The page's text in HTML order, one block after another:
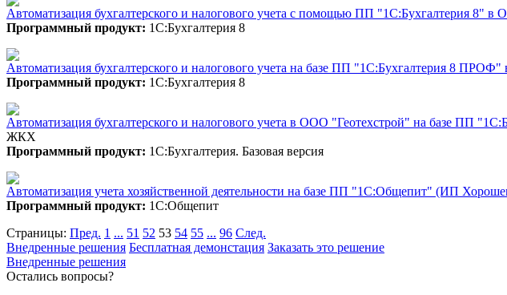
Автоматизация бухгалтерского и налогового учета с помощью ПП "1С:Бухгалтерия
Программный продукт: 1С:Бухгалтерия 8
Автоматизация бухгалтерского и налогового учета на базе ПП "1С:Бухгалтерия 8
Программный продукт: 1С:Бухгалтерия 8
Автоматизация бухгалтерского и налогового учета в ООО "Геотехстрой" на базе ПП
ЖКХ
Программный продукт: 1С:Бухгалтерия. Базовая версия
Автоматизация учета хозяйственной деятельности на базе ПП "1С:Общепит" (ИП
Программный продукт: 1С:Общепит
Страницы: Пред. 1 ... 51 52 53 54 55 ... 96 След.
Внедренные решения Бесплатная демонстация Заказать это решение
Внедренные решения
Остались вопросы?